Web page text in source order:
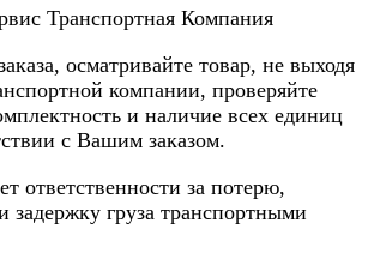
Транспортная Компания
осматривайте товар, не выходя
компании, проверяйте
и наличие всех единиц
с Вашим заказом.
ответственности за потерю,
задержку груза транспортными